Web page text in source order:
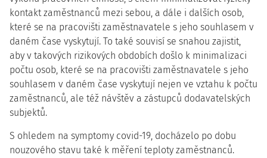
kontakt zaměstnanců mezi sebou, a dále i dalších osob,
které se na pracovišti zaměstnavatele s jeho souhlasem v
daném čase vyskytují. To také souvisí se snahou zajistit,
aby v takových rizikových obdobích došlo k minimalizaci
počtu osob, které se na pracovišti zaměstnavatele s jeho
souhlasem v daném čase vyskytují nejen ve vztahu k počtu
zaměstnanců, ale též návštěv a zástupců dodavatelských
subjektů.
S ohledem na symptomy covid-19, docházelo po dobu
nouzového stavu také k měření teploty zaměstnanců.